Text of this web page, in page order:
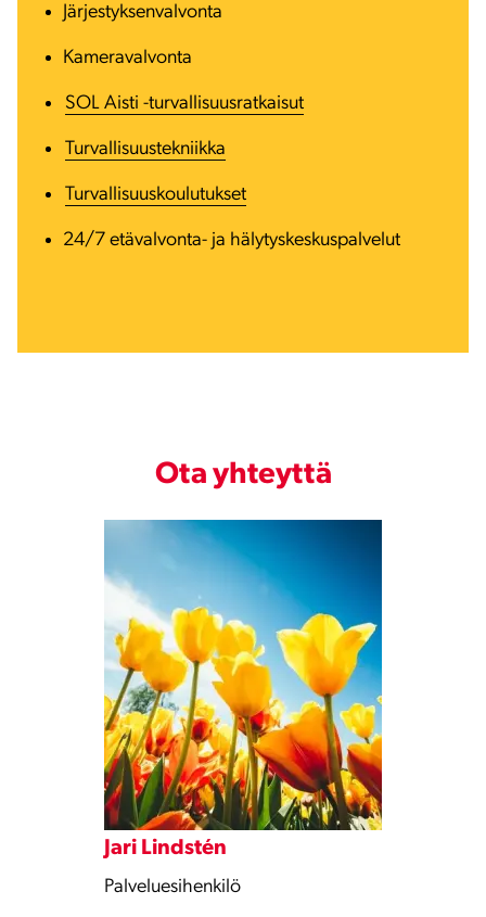
Järjestyksenvalvonta
Kameravalvonta
SOL Aisti -turvallisuusratkaisut
Turvallisuustekniikka
Turvallisuuskoulutukset
24/7 etävalvonta- ja hälytyskeskuspalvelut
Ota yhteyttä
Jari Lindstén
Palveluesihenkilö